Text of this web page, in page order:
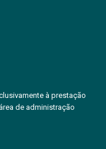
à prestação
de administração